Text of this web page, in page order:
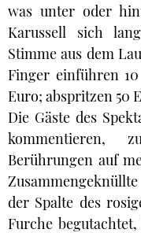
was unter oder
Karussell sich
Stimme aus dem
Finger einführen
Euro; abspritzen 50
Die Gäste des
kommentieren,
Berührungen auf
der Spalte des
Furche